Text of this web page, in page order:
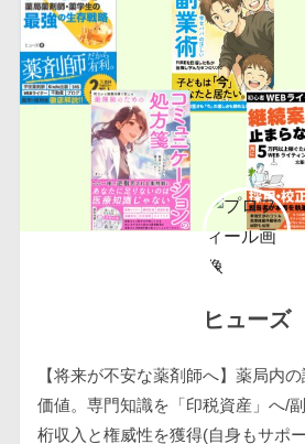
ヒューズ
【将来が不安な薬剤師へ】薬局内
価値。専門知識を「印税資産」へ/
桁収入と権威性を獲得(自身もサポ